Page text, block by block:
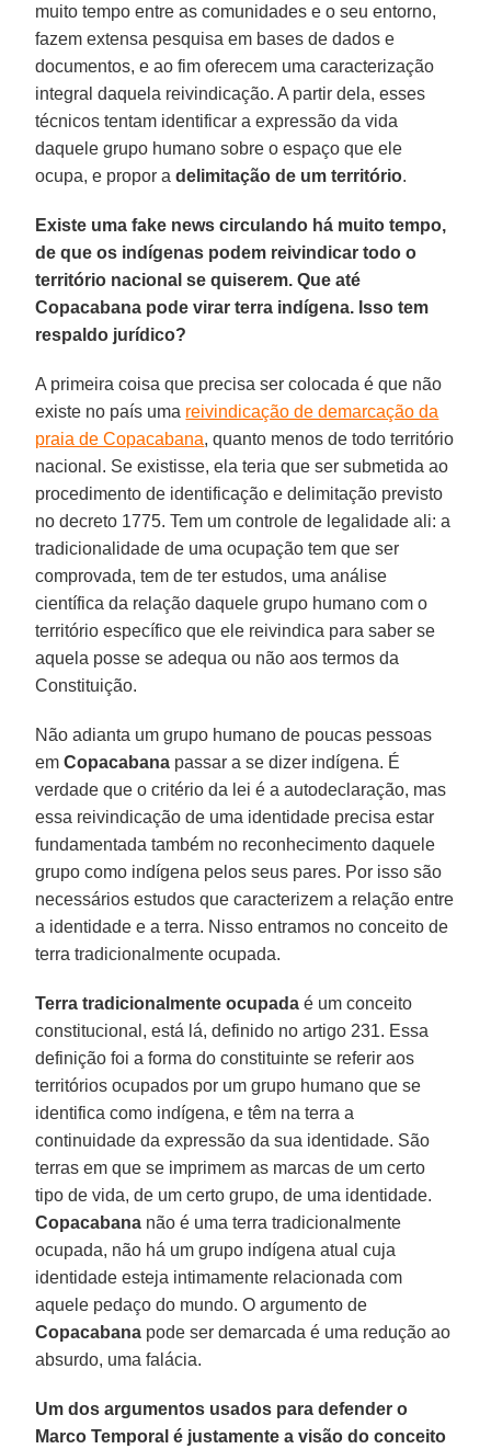
muito tempo entre as comunidades e o seu entorno,
fazem extensa pesquisa em bases de dados e
documentos, e ao fim oferecem uma caracterização
integral daquela reivindicação. A partir dela, esses
técnicos tentam identificar a expressão da vida
daquele grupo humano sobre o espaço que ele
ocupa, e propor adelimitação de um território.
Existe uma fake news circulando há muito tempo,
de que os indígenas podem reivindicar todo o
território nacional se quiserem. Que até
Copacabana pode virar terra indígena. Isso tem
respaldo jurídico?
A primeira coisa que precisa ser colocada é que não
existe no país uma reivindicação de demarcação da
praia de Copacabana, quanto menos de todo território
nacional. Se existisse, ela teria que ser submetida ao
procedimento de identificação e delimitação previsto
no decreto 1775. Tem um controle de legalidade ali: a
tradicionalidade de uma ocupação tem que ser
comprovada, tem de ter estudos, uma análise
científica da relação daquele grupo humano com o
território específico que ele reivindica para saber se
aquela posse se adequa ou não aos termos da
Constituição.
Não adianta um grupo humano de poucas pessoas
emCopacabana passar a se dizer indígena. É
verdade que o critério da lei é a autodeclaração, mas
essa reivindicação de uma identidade precisa estar
fundamentada também no reconhecimento daquele
grupo como indígena pelos seus pares. Por isso são
necessários estudos que caracterizem a relação entre
a identidade e a terra. Nisso entramos no conceito de
terra tradicionalmente ocupada.
Terra tradicionalmente ocupada é um conceito
constitucional, está lá, definido no artigo 231. Essa
definição foi a forma do constituinte se referir aos
territórios ocupados por um grupo humano que se
identifica como indígena, e têm na terra a
continuidade da expressão da sua identidade. São
terras em que se imprimem as marcas de um certo
tipo de vida, de um certo grupo, de uma identidade.
Copacabana não é uma terra tradicionalmente
ocupada, não há um grupo indígena atual cuja
identidade esteja intimamente relacionada com
aquele pedaço do mundo. O argumento de
Copacabana pode ser demarcada é uma redução ao
absurdo, uma falácia.
Um dos argumentos usados para defender o
Marco Temporal é justamente a visão do conceito